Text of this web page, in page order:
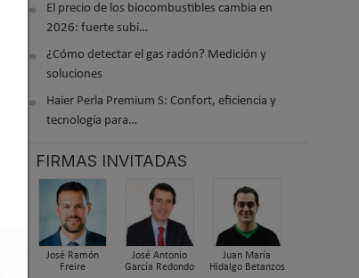
El precio de los biocombustibles cambia en
2026: fuerte subi…
¿Cómo detectar el gas radón? Medición y
soluciones
Haier Perla Premium S: Confort, eficiencia y
tecnología para…
FIRMAS INVITADAS
José Ramón
Freire
José Antonio
García Redondo
Juan María
Hidalgo Betanzos